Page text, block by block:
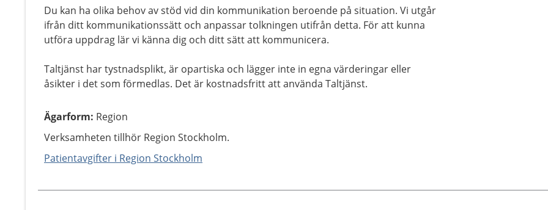
Du kan ha olika behov av stöd vid din kommunikation beroende på situation. Vi utgår
ifrån ditt kommunikationssätt och anpassar tolkningen utifrån detta. För att kunna
utföra uppdrag lär vi känna dig och ditt sätt att kommunicera.
Taltjänst har tystnadsplikt, är opartiska och lägger inte in egna värderingar eller
åsikter i det som förmedlas. Det är kostnadsfritt att använda Taltjänst.
Ägarform: Region
Verksamheten tillhör Region Stockholm.
Patientavgifter i Region Stockholm